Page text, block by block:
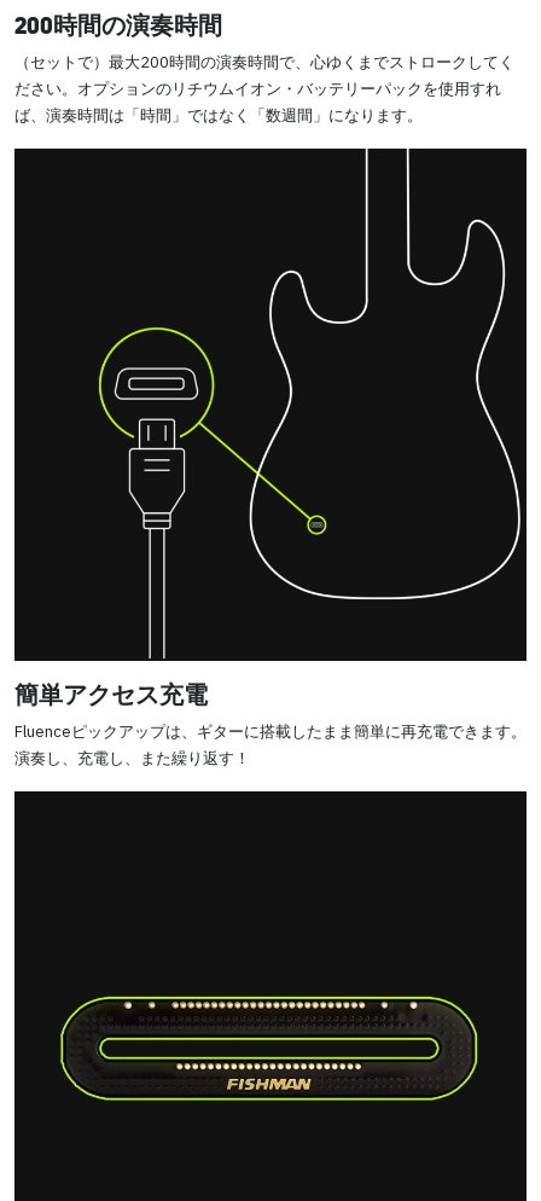
200時間の演奏時間
（セットで）最大200時間の演奏時間で、心ゆくまでストロークしてく
ださい。オプションのリチウムイオン・バッテリーパックを使用すれ
ば、演奏時間は「時間」ではなく「数週間」になります。
簡単アクセス充電
Fluenceピックアップは、ギターに搭載したまま簡単に再充電できます。
演奏し、充電し、また繰り返す！